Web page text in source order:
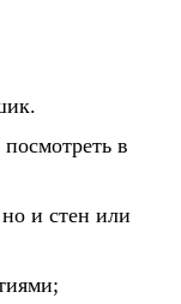
в
и стен или